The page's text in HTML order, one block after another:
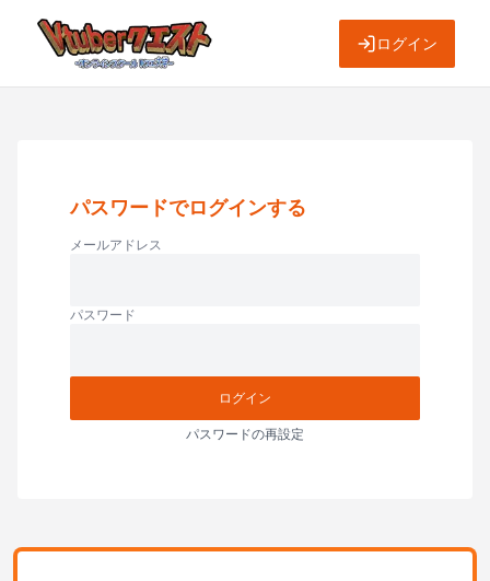
ログイン
パスワードでログインする
メールアドレス
パスワード
ログイン
パスワードの再設定